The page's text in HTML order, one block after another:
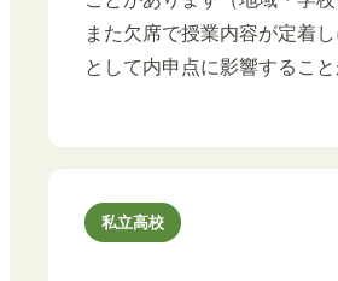
また欠席で授業内容が定着
として内申点に影響すること
私立高校